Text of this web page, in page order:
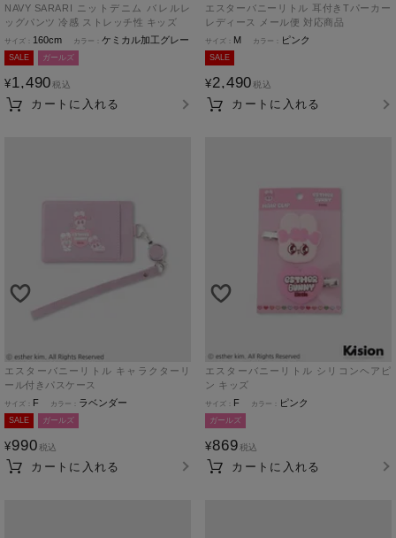
NAVY SARARI ニットデニム バレルレ
ッグパンツ 冷感 ストレッチ性 キッズ
160cm
ケミカル加工グレー
SALE ガールズ
¥1,490 税込
カートに入れる
エスターバニーリトル 耳付きTパーカー
レディース メール便 対応商品
M
ピンク
SALE
¥2,490 税込
カートに入れる
エスターバニーリトル キャラクターリ
ール付きパスケース
F
ラベンダー
SALE ガールズ
¥990税込
カートに入れる
エスターバニーリトル シリコンヘアピ
ン キッズ
F
ピンク
ガールズ
¥869税込
カートに入れる